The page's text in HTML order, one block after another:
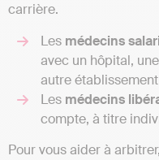
carrière.
Les médecins
avec un hôpital,
autre
Les médecins
compte, à titre
Pour vous aider à